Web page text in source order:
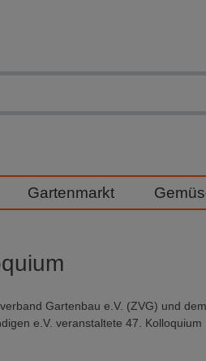
Gartenmarkt
Gartenbau e.V. (ZVG) und dem
e.V. veranstaltete 47. Kolloquium